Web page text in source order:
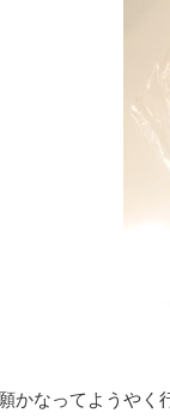
かなってようやく